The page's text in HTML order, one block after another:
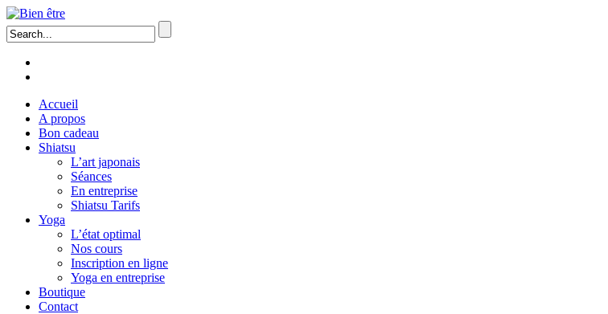
Accueil
A propos
Bon cadeau
Shiatsu
L’art japonais
Séances
En entreprise
Shiatsu Tarifs
Yoga
L’état optimal
Nos cours
Inscription en ligne
Yoga en entreprise
Boutique
Contact